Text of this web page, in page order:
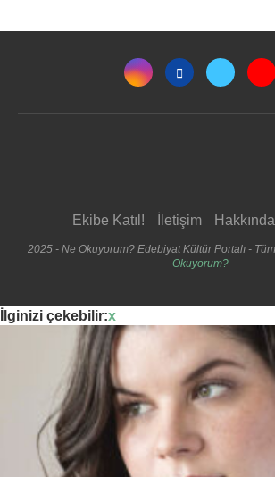
Ekibe Katıl! İletişim Hakkında
2025 - Ne Okuyorum? Edebiyat Kültür Portalı - Tüm
Okuyorum?
İlginizi çekebilir:x